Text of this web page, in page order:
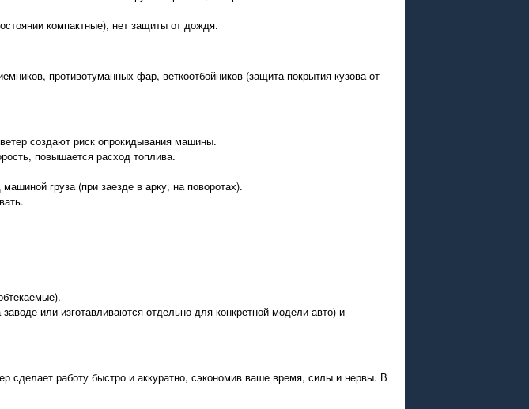
компактные), нет защиты от дождя.
противотуманных фар, веткоотбойников (защита покрытия кузова от
создают риск опрокидывания машины.
повышается расход топлива.
груза (при заезде в арку, на поворотах).
или изготавливаются отдельно для конкретной модели авто) и
сделает работу быстро и аккуратно, сэкономив ваше время, силы и нервы. В